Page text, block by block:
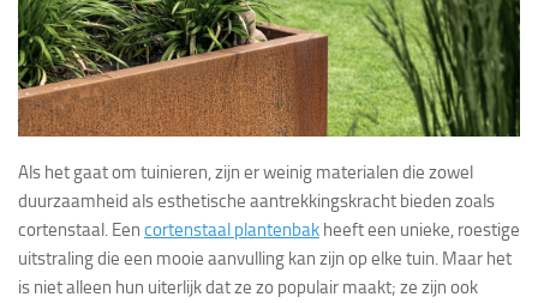
Als het gaat om tuinieren, zijn er weinig materialen die zowel
duurzaamheid als esthetische aantrekkingskracht bieden zoals
cortenstaal. Een cortenstaal plantenbak heeft een unieke, roestige
uitstraling die een mooie aanvulling kan zijn op elke tuin. Maar het
is niet alleen hun uiterlijk dat ze zo populair maakt; ze zijn ook